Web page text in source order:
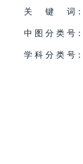
关
键 词：
中 图 分 类 号：
学 科 分 类 号：